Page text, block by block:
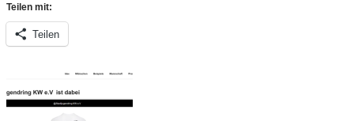
Teilen mit:
Teilen